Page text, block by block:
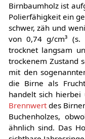
Birnbaumholz ist
Polierfähigkeit ein
schwer, zäh und
von 0,74 g/cm³ (s.
trocknet langsam
trockenem Zustand
mit den
die Birne als
handelt sich
Brennwertdes
Buchenholzes,
ähnlich sind. Das